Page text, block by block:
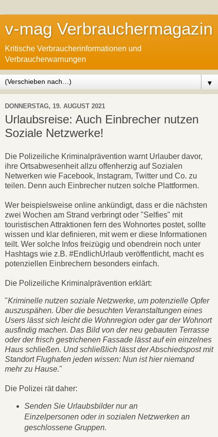
v-mag Verbrauchermagazin
Kritische Verbraucherinformationen und
Verbraucherwarnungen
▼
DONNERSTAG, 19. AUGUST 2021
Urlaubsreise: Auch Einbrecher nutzen
Soziale Netzwerke!
Die Polizeiliche Kriminalprävention warnt Urlauber davor,
ihre Ortsabwesenheit allzu offenherzig auf Sozialen
Netwerken wie Facebook, Instagram, Twitter und Co. zu
teilen. Denn auch Einbrecher nutzen solche Plattformen.
Wer beispielsweise online ankündigt, dass er die nächsten
zwei Wochen am Strand verbringt oder "Selfies" mit
touristischen Attraktionen fern des Wohnortes postet, sollte
wissen und klar definieren, mit wem er diese Informationen
teilt. Wer solche Infos freizügig und obendrein noch unter
Hashtags wie z.B. #EndlichUrlaub veröffentlicht, macht es
potenziellen Einbrechern besonders einfach.
Die Polizeiliche Kriminalprävention erklärt:
"Kriminelle nutzen soziale Netzwerke, um potenzielle Opfer
auszuspähen. Über die besuchten Veranstaltungen eines
Users lässt sich leicht die Wohnregion oder gar der Wohnort
ausfindig machen. Das Bild von der neu gebauten Terrasse
oder der frisch gestrichenen Fassade lässt auf ein einzelnes
Haus schließen. Und schließlich lässt der Abschiedspost mit
Standort Flughafen jeden wissen: Nun ist hier niemand
mehr zu Hause."
Die Polizei rät daher:
Senden Sie Urlaubsbilder nur an
Einzelpersonen oder in sozialen Netzwerken an
geschlossene Gruppen.